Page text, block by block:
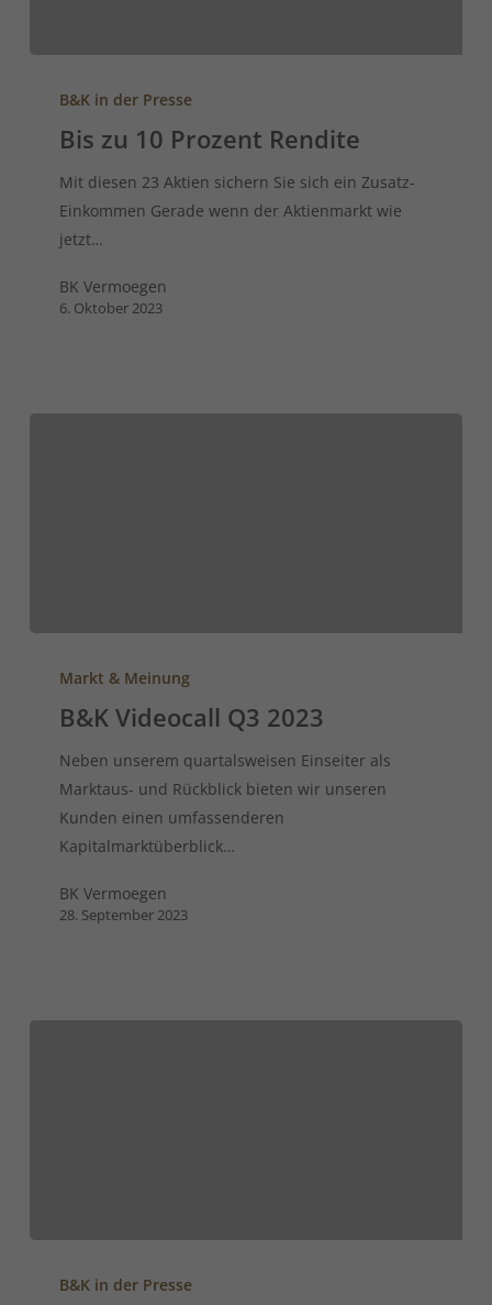
B&K in der Presse
Bis zu 10 Prozent Rendite
Mit diesen 23 Aktien sichern Sie sich ein Zusatz-
Einkommen Gerade wenn der Aktienmarkt wie
jetzt…
BK Vermoegen
6. Oktober 2023
Markt & Meinung
B&K Videocall Q3 2023
Neben unserem quartalsweisen Einseiter als
Marktaus- und Rückblick bieten wir unseren
Kunden einen umfassenderen
Kapitalmarktüberblick…
BK Vermoegen
28. September 2023
B&K in der Presse